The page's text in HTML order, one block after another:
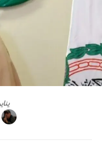
يناير